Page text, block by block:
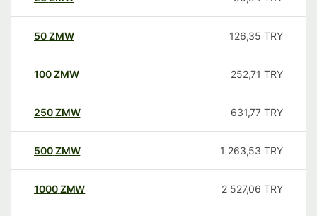
50ZMW 126,35 TRY
100ZMW 252,71 TRY
250ZMW 631,77 TRY
500ZMW 1 263,53 TRY
1000ZMW 2 527,06 TRY